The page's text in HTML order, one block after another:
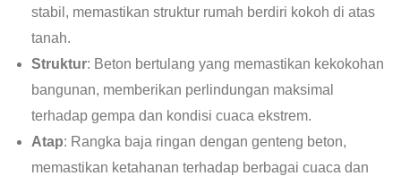
stabil, memastikan struktur rumah berdiri kokoh di atas
tanah.
Struktur: Beton bertulang yang memastikan kekokohan
bangunan, memberikan perlindungan maksimal
terhadap gempa dan kondisi cuaca ekstrem.
Atap: Rangka baja ringan dengan genteng beton,
memastikan ketahanan terhadap berbagai cuaca dan